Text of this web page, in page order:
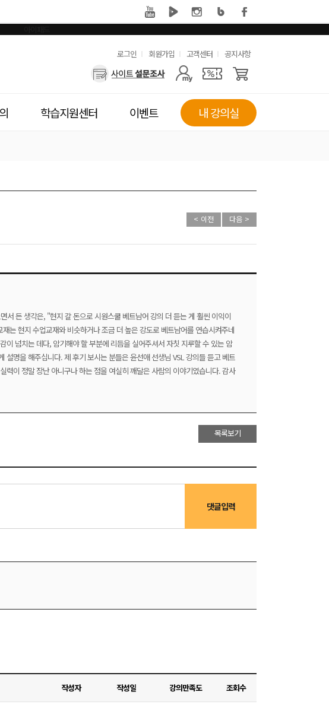
유
용
로그인 회원가입 고객센터 공지사항
사
자
메
학습지원센터 이벤트 내 강의실
< 이전 다음 >
서 든 생각은, "현지 갈 돈으로 시원스쿨 베트남어 강의 더 듣는 게 훨씬 이익이
는 현지 수업교재와 비슷하거나 조금 더 높은 강도로 베트남어를 연습시켜주네
넘치는 데다, 암기해야 할 부분에 리듬을 실어주셔서 자칫 지루할 수 있는 암
명을 해주십니다. 제 후기 보시는 분들은 윤선애 선생님 VSL 강의들 듣고 베트
이 정말 장난 아니구나 하는 점을 여실히 깨달은 사람의 이야기였습니다. 감사
목록보기
댓글입력
작성자 작성일 강의만족도 조회수